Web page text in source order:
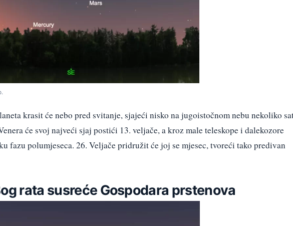
krasit će nebo pred svitanje, sjajeći nisko na jugoistočnom nebu nekoliko
će svoj najveći sjaj postići 13. veljače, a kroz male teleskope i dalekozore
fazu polumjeseca. 26. Veljače pridružit će joj se mjesec, tvoreći tako predivan
rata susreće Gospodara prstenova